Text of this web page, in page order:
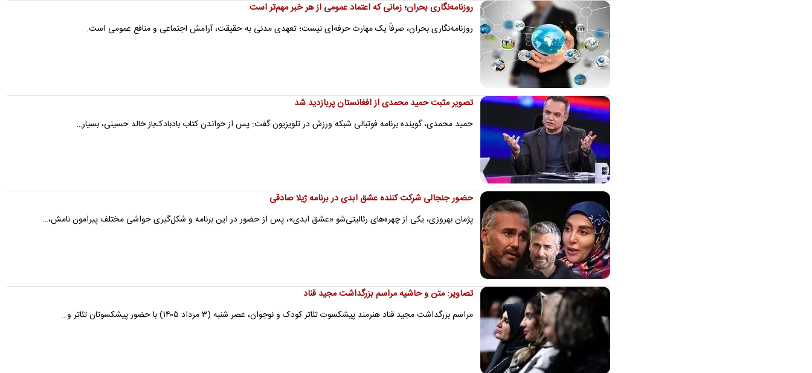
روزنامه‌نگاری بحران؛ زمانی که اعتماد عمومی از هر خبر مهم‌تر است
روزنامه‌نگاری بحران، صرفاً یک مهارت حرفه‌ای نیست؛ تعهدی مدنی به حقیقت، آرامش اجتماعی و منافع عمومی است.
تصویر مثبت حمید محمدی از افغانستان پربازدید شد
حمید محمدی،‌ گوینده برنامه فوتبالی شبکه ورزش در تلویزیون گفت: پس از خواندن کتاب بادبادک‌باز خالد حسینی، بسیار…
حضور جنجالی شرکت کننده عشق ابدی در برنامه ژیلا صادقی
پژمان بهروزی، یکی از چهره‌های رئالیتی‌شو «عشق ابدی»، پس از حضور در این برنامه و شکل‌گیری حواشی مختلف پیرامون نامش،…
تصاویر: متن و حاشیه مراسم بزرگداشت مجید قناد
مراسم بزرگداشت مجید قناد هنرمند پیشکسوت تئاتر کودک و نوجوان، عصر شنبه (۳ مرداد ۱۴۰۵) با حضور پیشکسوتان تئاتر و…